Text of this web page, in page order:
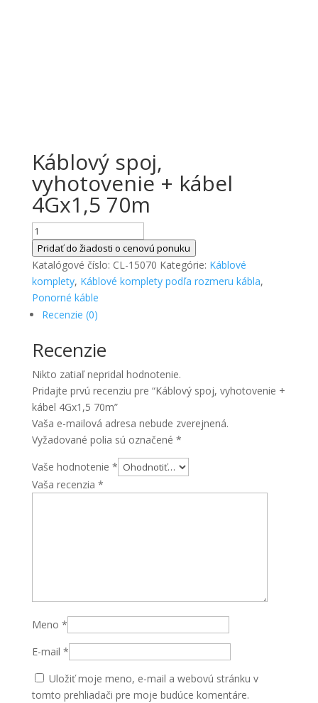
Káblový spoj,
vyhotovenie + kábel
4Gx1,5 70m
množstvo
Káblový
spoj,
vyhotovenie
+
kábel
70m
Pridať do žiadosti o cenovú ponuku
Katalógové číslo: CL-15070 Kategórie: Káblové
komplety, Káblové komplety podľa rozmeru kábla,
Ponorné káble
Recenzie (0)
Recenzie
Nikto zatiaľ nepridal hodnotenie.
Pridajte prvú recenziu pre “Káblový spoj, vyhotovenie +
kábel 4Gx1,5 70m”
Vaša e-mailová adresa nebude zverejnená.
Vyžadované polia sú označené *
Vaše hodnotenie *
Vaša recenzia *
Meno *
E-mail *
Uložiť moje meno, e-mail a webovú stránku v
tomto prehliadači pre moje budúce komentáre.